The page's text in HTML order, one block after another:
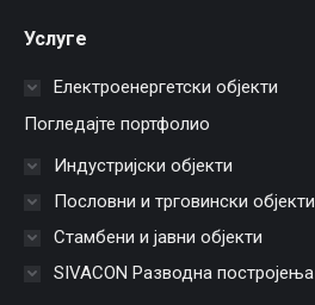
opensopens
in
in
in
Услуге
Електроенергетски објекти
Погледајте портфолио
Индустријски објекти
Пословни и трговински објекти
Стамбени и јавни објекти
SIVACON Разводна постројења